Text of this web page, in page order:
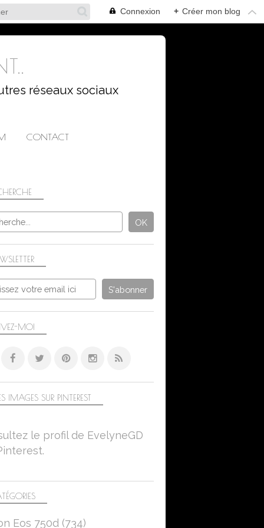
Connexion + Créer mon blog
réseaux sociaux
CONTACT
NATURE
PAPILLONS
FLEURS
LUMIX DC-FZ 1000 II
PAPILLONS
NATURE
ÉTÉ
PAPILLONS
MOI
Eos 750d (734)
IMAGES SUR PINTEREST
le profil de EvelyneGD